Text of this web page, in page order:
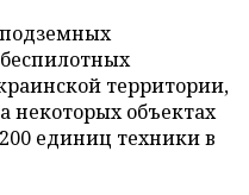
территории,
некоторых объектах
единиц техники в